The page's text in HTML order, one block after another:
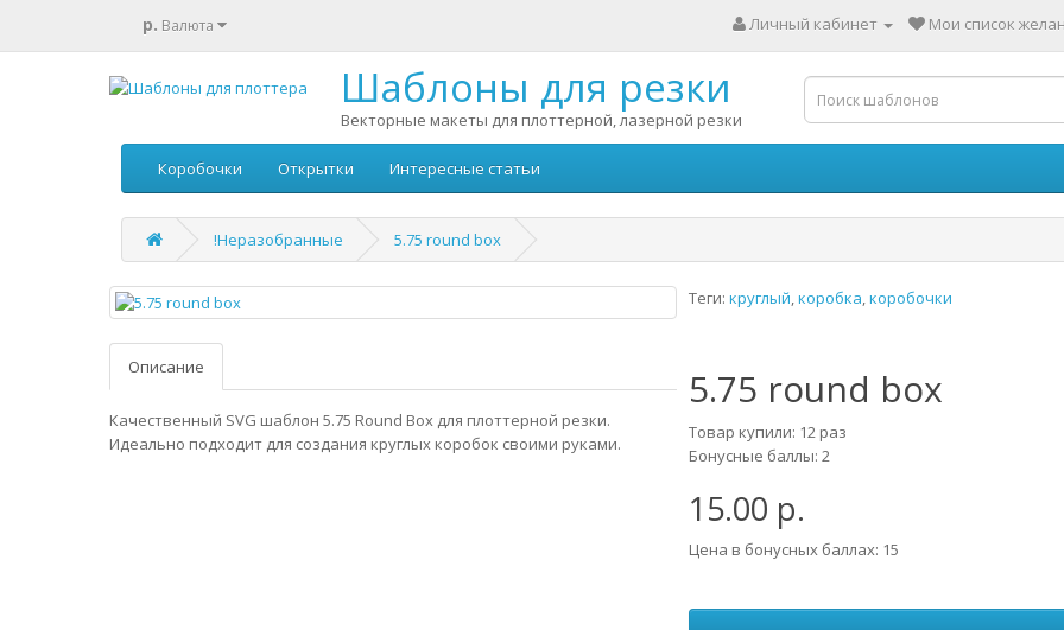
р. Валюта Личный кабинет Мои список
Шаблоны для резки
Векторные макеты для плоттерной, лазерной резки
Коробочки Открытки Интересные статьи
!Неразобранные 5.75 round box
Описание
Качественный SVG шаблон 5.75 Round Box для плоттерной резки.
Идеально подходит для создания круглых коробок своими руками.
Теги: круглый,коробка,коробочки
5.75 round box
Товар купили: 12 раз
Бонусные баллы: 2
15.00 р.
Цена в бонусных баллах: 15